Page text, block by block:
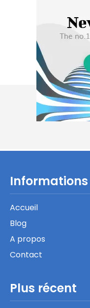
Informations
Accueil
Blog
A propos
Contact
Plus récent